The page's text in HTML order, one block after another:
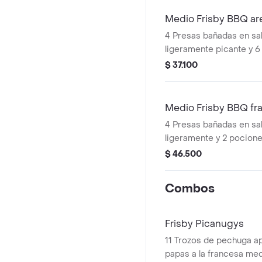
Medio Frisby BBQ
4 Presas bañadas en
ligeramente picante y
$ 37.100
Medio Frisby BBQ
4 Presas bañadas en
ligeramente y 2
francesa mediana (60 g
$ 46.500
Combos
Frisby Picanugys
11 Trozos de pechuga
papas a la francesa